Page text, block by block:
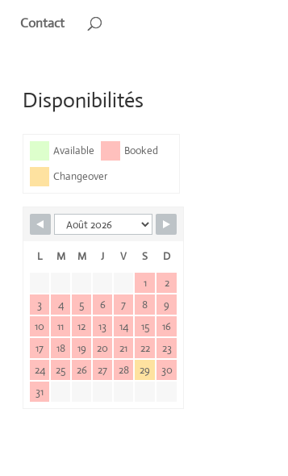
Contact
Disponibilités
Available
Booked
Changeover
L M M J V S
D
1
2
3
4 5 6 7 8
9
10
11 12 13 14 15
16
17
18 19 20 21 22
23
24
25 26 27 28 29
30
31